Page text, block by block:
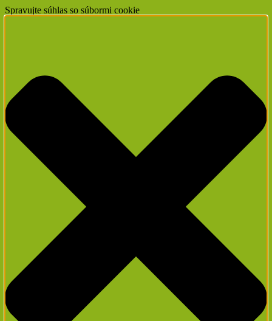
Spravujte súhlas so súbormi cookie